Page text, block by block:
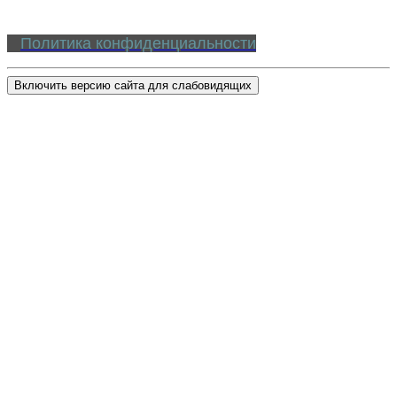
Политика конфиденциальности
Включить версию сайта для слабовидящих